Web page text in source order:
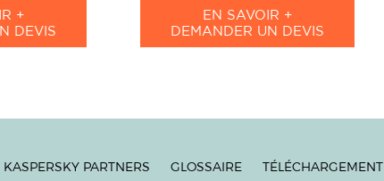
+
DEVIS
EN SAVOIR +
DEMANDER UN DEVIS
KASPERSKY PARTNERS GLOSSAIRE TÉLÉCHARGEMENT